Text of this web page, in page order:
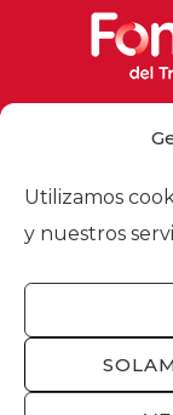
Utilizamos
y nuestros
©